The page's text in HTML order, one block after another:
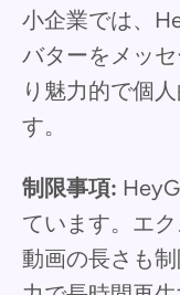
小企業では、
バターをメッ
り魅力的で個
す。
制限事項:
ています。エ
動画の長さも